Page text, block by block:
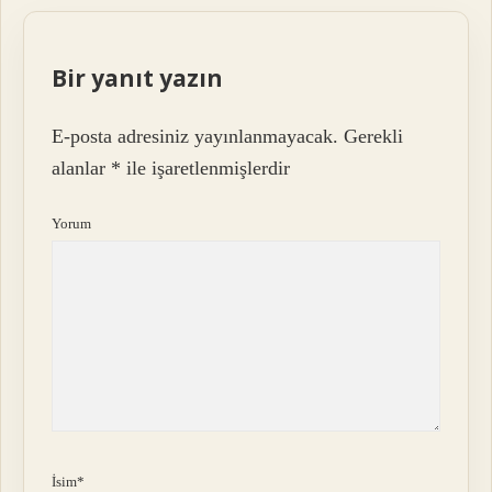
Bir yanıt yazın
E-posta adresiniz yayınlanmayacak. Gerekli
alanlar * ile işaretlenmişlerdir
Yorum
İsim*